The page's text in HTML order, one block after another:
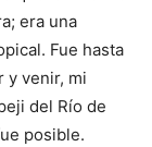
era una
Fue hasta
y venir, mi
del Río de
posible.